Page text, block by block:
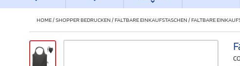
HOME/SHOPPER BEDRUCKEN /FALTBARE EINKAUFSTASCHEN /FALTBARE